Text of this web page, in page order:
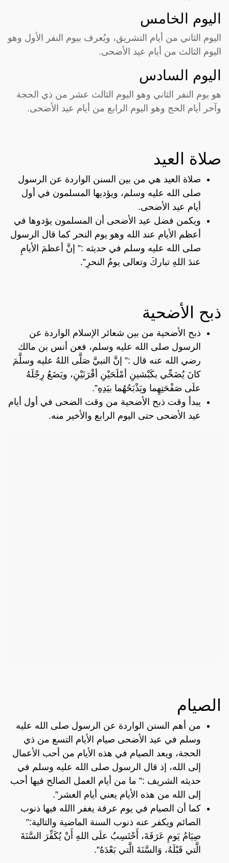
اليوم الخامس
اليوم الثاني من أيام التشريق، ويُعرف بيوم النفر الأول وهو
اليوم الثالث من أيام عيد الأضحى.
اليوم السادس
هو يوم النفر الثاني وهو اليوم الثالث عشر من ذي الحجة
وآخر أيام الحج وهو اليوم الرابع من أيام عيد الأضحى.
صلاة العيد
صلاة العيد هي من بين السنن الواردة عن الرسول
صلى الله عليه وسلم، ويؤديها المسلمون في أول
أيام عيد الأضحى.
ويكمن فضل عيد الأضحى أن المسلمون يؤدوها في
أعظم الأيام عند الله وهو يوم النحر كما قال الرسول
صلى الله عليه وسلم في حديثه :” إنَّ أعظمَ الأيامِ
عندَ اللهِ تباركَ وتعالى يومُ النحرِ”.
ذبح الأضحية
ذبح الأضحية من بين شعائر الإسلام الواردة عن
الرسول صلى الله عليه وسلم، فعن أنس بن مالك
رضي الله عنه قال :” إنَّ النبيَّ صَلَّى اللهُ عليه وسلَّمَ
كانَ يُضَحِّي بكَبْشينِ أمْلَحَيْنِ أقْرَنَيْنِ، ويَضَعُ رِجْلَهُ
علَى صَفْحَتِهِما ويَذْبَحُهُما بيَدِهِ”.
يبدأ وقت ذبح الأضحية من وقت الضحى في أول أيام
عيد الأضحى حتى اليوم الرابع والأخير منه.
الصيام
من أهم السنن الواردة عن الرسول صلى الله عليه
وسلم في عيد الأضحى صيام الأيام التسع من ذي
الحجة، ويعد الصيام في هذه الأيام من أحب الأعمال
إلى الله، إذ قال الرسول صلى الله عليه وسلم في
حديثه الشريف :” ما من أيام العمل الصالح فيها أحب
إلى الله من هذه الأيام يعني أيام العشر”.
كما أن الصيام في يوم عرفة يغفر االله فيها ذنوب
الصائم ويكفر عنه ذنوب السنة الماضية والتالية:”
صِيَامُ يَومِ عَرَفَةَ، أَحْتَسِبُ علَى اللهِ أَنْ يُكَفِّرَ السَّنَةَ
الَّتي قَبْلَهُ، وَالسَّنَةَ الَّتي بَعْدَهُ”.